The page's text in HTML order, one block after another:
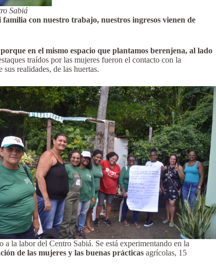
Sabiá
con nuestro trabajo, nuestros ingresos vienen de
en el mismo espacio que plantamos berenjena, al lado
traídos por las mujeres fueron el contacto con la
realidades, de las huertas.
la labor del Centro Sabiá. Se está experimentando en la
de las mujeres y las buenas prácticas agrícolas, 15